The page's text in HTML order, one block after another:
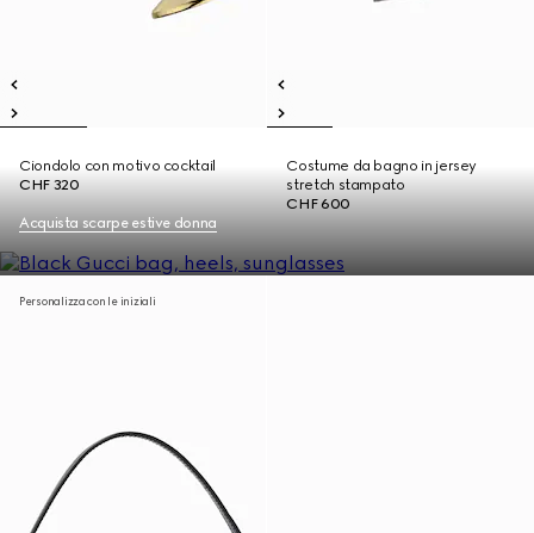
Ciondolo con motivo cocktail
CHF 320
Costume da bagno in jersey
stretch stampato
CHF 600
Acquista scarpe estive donna
Personalizza con le iniziali